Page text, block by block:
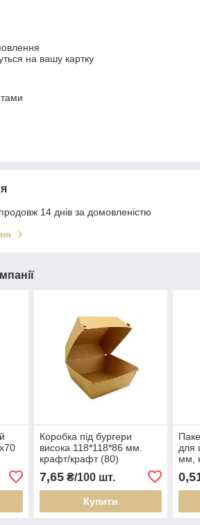
на вашу картку
14 днів за домовленістю
Коробка під бургери
висока 118*118*86 мм.
крафт/крафт (80)
7,65₴/100 шт.
Купити
для
мм,